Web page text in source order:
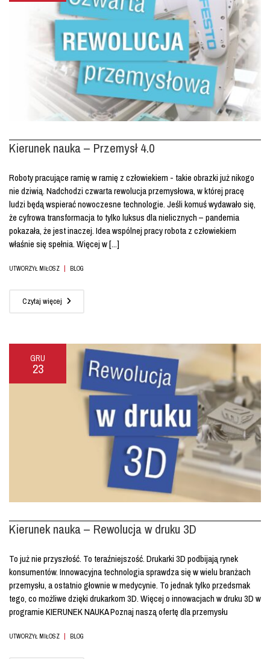
Kierunek nauka – Przemysł 4.0
Roboty pracujące ramię w ramię z człowiekiem - takie obrazki już nikogo
nie dziwią. Nadchodzi czwarta rewolucja przemysłowa, w której pracę
ludzi będą wspierać nowoczesne technologie. Jeśli komuś wydawało się,
że cyfrowa transformacja to tylko luksus dla nielicznych – pandemia
pokazała, że jest inaczej. Idea wspólnej pracy robota z człowiekiem
właśnie się spełnia. Więcej w [...]
UTWORZYŁ MIŁOSZ | BLOG
Czytaj więcej
GRU
23
Kierunek nauka – Rewolucja w druku 3D
To już nie przyszłość. To teraźniejszość. Drukarki 3D podbijają rynek
konsumentów. Innowacyjna technologia sprawdza się w wielu branżach
przemysłu, a ostatnio głownie w medycynie. To jednak tylko przedsmak
tego, co możliwe dzięki drukarkom 3D. Więcej o innowacjach w druku 3D w
programie KIERUNEK NAUKA Poznaj naszą ofertę dla przemysłu
UTWORZYŁ MIŁOSZ | BLOG